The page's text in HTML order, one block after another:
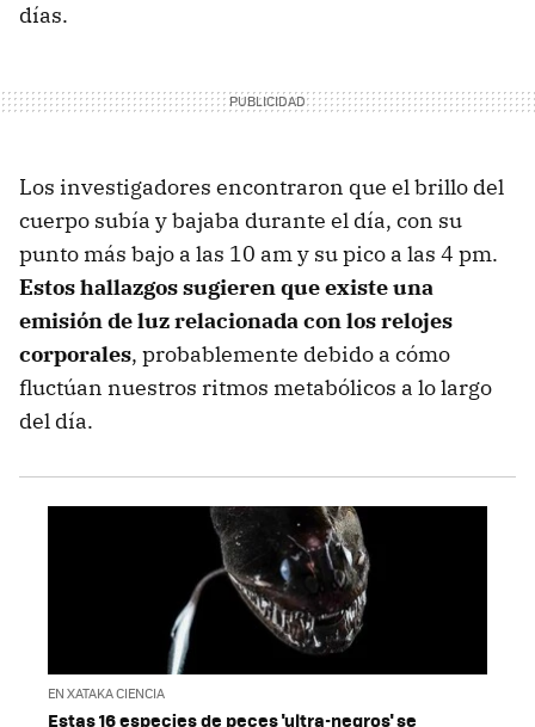
días.
Los investigadores encontraron que el brillo del
cuerpo subía y bajaba durante el día, con su
punto más bajo a las 10 am y su pico a las 4 pm.
Estos hallazgos sugieren que existe una
emisión de luz relacionada con los relojes
corporales, probablemente debido a cómo
fluctúan nuestros ritmos metabólicos a lo largo
del día.
EN XATAKA CIENCIA
Estas 16 especies de peces 'ultra-negros' se